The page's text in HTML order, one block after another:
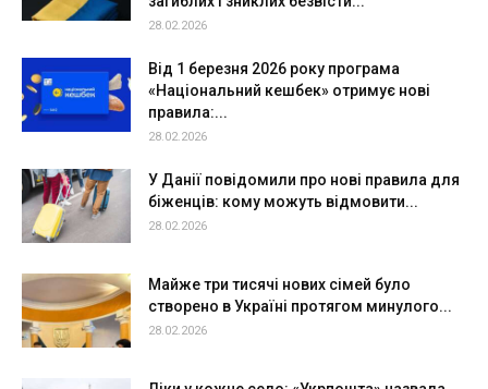
28.02.2026
Від 1 березня 2026 року програма
«Національний кешбек» отримує нові
правила:...
28.02.2026
У Данії повідомили про нові правила для
біженців: кому можуть відмовити...
28.02.2026
Майже три тисячі нових сімей було
створено в Україні протягом минулого...
28.02.2026